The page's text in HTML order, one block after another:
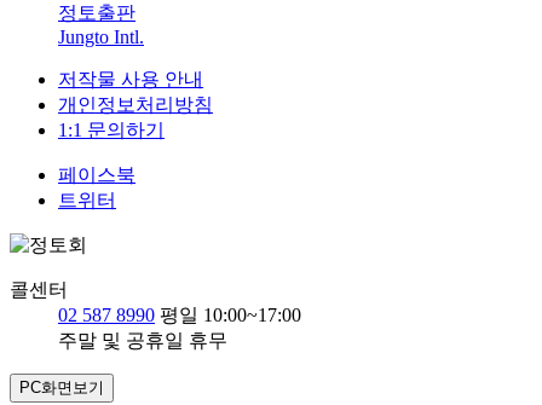
정토출판
Jungto Intl.
저작물 사용 안내
개인정보처리방침
1:1 문의하기
페이스북
트위터
콜센터
02 587 8990 평일 10:00~17:00
주말 및 공휴일 휴무
PC화면보기